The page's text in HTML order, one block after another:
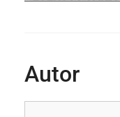
Autor